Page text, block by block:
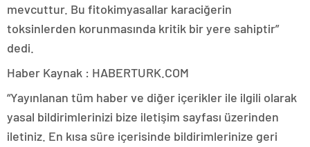
mevcuttur. Bu fitokimyasallar karaciğerin
toksinlerden korunmasında kritik bir yere sahiptir”
dedi.
Haber Kaynak : HABERTURK.COM
“Yayınlanan tüm haber ve diğer içerikler ile ilgili olarak
yasal bildirimlerinizi bize iletişim sayfası üzerinden
iletiniz. En kısa süre içerisinde bildirimlerinize geri